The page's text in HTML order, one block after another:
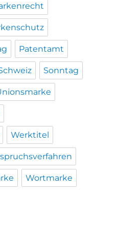
Patentamt
Sonntag
Werktitel
Wortmarke